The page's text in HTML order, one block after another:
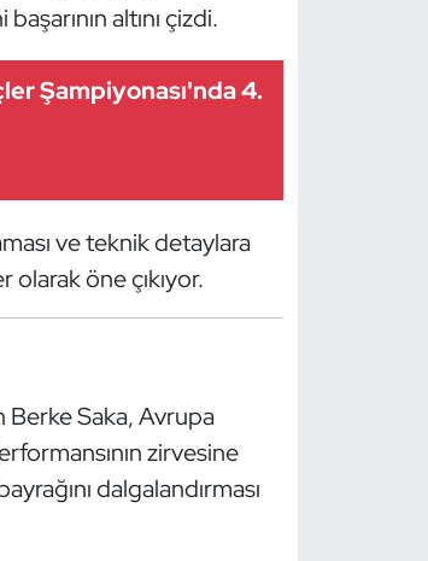
altını çizdi.
Şampiyonası'nda 4.
ve teknik detaylara
öne çıkıyor.
Berke Saka, Avrupa
zirvesine
dalgalandırması